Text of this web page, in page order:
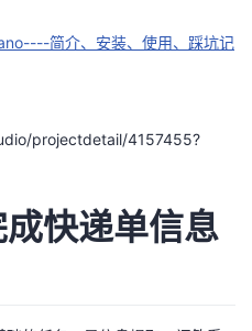
简介、安装、使用、踩坑记
projectdetail/4157455?
快递单信息